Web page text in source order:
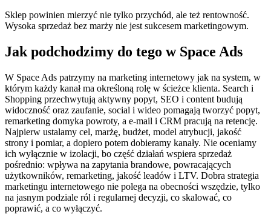
Sklep powinien mierzyć nie tylko przychód, ale też rentowność.
Wysoka sprzedaż bez marży nie jest sukcesem marketingowym.
Jak podchodzimy do tego w Space Ads
W Space Ads patrzymy na marketing internetowy jak na system, w
którym każdy kanał ma określoną rolę w ścieżce klienta. Search i
Shopping przechwytują aktywny popyt, SEO i content budują
widoczność oraz zaufanie, social i wideo pomagają tworzyć popyt,
remarketing domyka powroty, a e-mail i CRM pracują na retencję.
Najpierw ustalamy cel, marżę, budżet, model atrybucji, jakość
strony i pomiar, a dopiero potem dobieramy kanały. Nie oceniamy
ich wyłącznie w izolacji, bo część działań wspiera sprzedaż
pośrednio: wpływa na zapytania brandowe, powracających
użytkowników, remarketing, jakość leadów i LTV. Dobra strategia
marketingu internetowego nie polega na obecności wszędzie, tylko
na jasnym podziale ról i regularnej decyzji, co skalować, co
poprawić, a co wyłączyć.